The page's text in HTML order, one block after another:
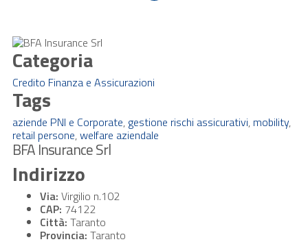
Categoria
Credito Finanza e Assicurazioni
Tags
aziende PNI e Corporate, gestione rischi assicurativi, mobility,
retail persone,welfare aziendale
BFA Insurance Srl
Indirizzo
Via: Virgilio n.102
CAP: 74122
Città: Taranto
Provincia: Taranto